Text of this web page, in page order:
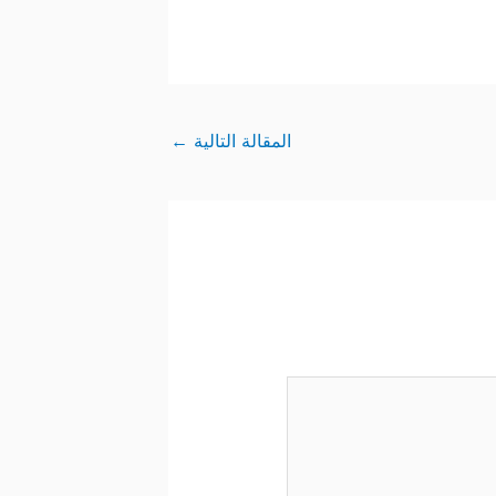
المقالة التالية ←